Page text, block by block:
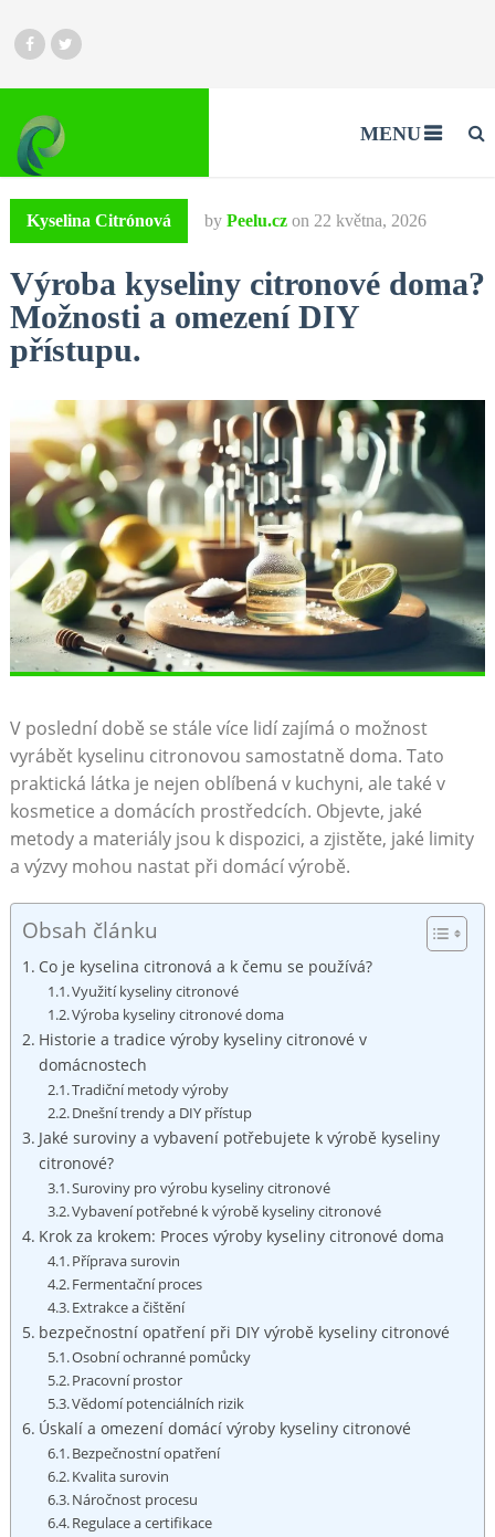
MENU
Kyselina Citrónová by Peelu.cz on 22 května, 2026
Výroba kyseliny citronové doma?
Možnosti a omezení DIY
přístupu.
V poslední době se stále více lidí zajímá o možnost
vyrábět kyselinu citronovou samostatně doma. Tato
praktická látka je nejen oblíbená v kuchyni, ale také v
kosmetice a domácích prostředcích. Objevte, jaké
metody a materiály jsou k dispozici, a zjistěte, jaké limity
a výzvy mohou nastat při domácí výrobě.
Obsah článku
Co je kyselina citronová a k čemu se používá?
Využití kyseliny citronové
Výroba kyseliny citronové doma
Historie a tradice výroby kyseliny citronové v
domácnostech
Tradiční metody výroby
Dnešní trendy a DIY přístup
Jaké suroviny a vybavení potřebujete k výrobě kyseliny
citronové?
Suroviny pro výrobu kyseliny citronové
Vybavení potřebné k výrobě kyseliny citronové
Krok za krokem: Proces výroby kyseliny citronové doma
Příprava surovin
Fermentační proces
Extrakce a čištění
bezpečnostní opatření při DIY výrobě kyseliny citronové
Osobní ochranné pomůcky
Pracovní prostor
Vědomí potenciálních rizik
Úskalí a omezení domácí výroby kyseliny citronové
Bezpečnostní opatření
Kvalita surovin
Náročnost procesu
Regulace a certifikace